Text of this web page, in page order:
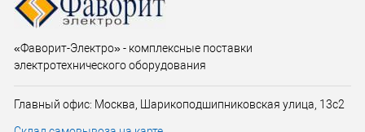
«Фаворит-Электро» - комплексные поставки
электротехнического оборудования
Главный офис: Москва, Шарикоподшипниковская улица, 13с2